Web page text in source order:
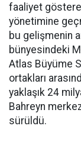
faaliyet
yönetimine
bu gelişmenin
bünyesindeki
Atlas Büyüme
ortakları
yaklaşık 24
Bahreyn
sürüldü.